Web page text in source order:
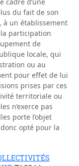
cadre d’une
du fait de son
à un établissement
participation
de
locale, qui
ou au
pour effet de lui
prises par ces
territoriale ou
n’exerce pas
porte l’objet
donc opté pour la